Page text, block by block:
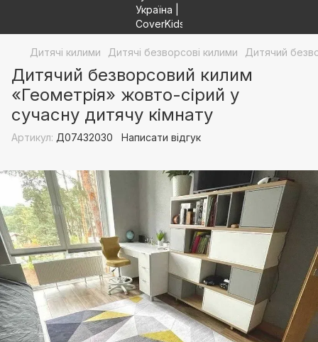
Дитячі килими Дитячі безворсові килими Дитячий
Дитячий безворсовий килим
«Геометрія» жовто-сірий у
сучасну дитячу кімнату
Артикул: Д07432030 Написати відгук